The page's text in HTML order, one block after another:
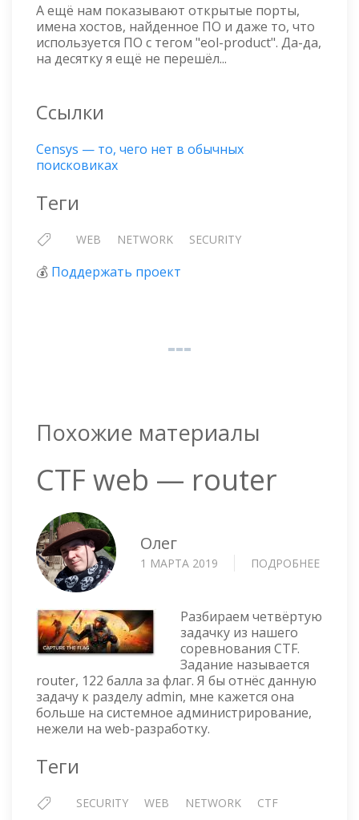
А ещё нам показывают открытые порты,
имена хостов, найденное ПО и даже то, что
используется ПО с тегом "eol-product". Да-да,
на десятку я ещё не перешёл...
Ссылки
Censys — то, чего нет в обычных
поисковиках
Теги
WEB NETWORK SECURITY
💰 Поддержать проект
Похожие материалы
CTF web — router
Олег
1 МАРТА 2019 ПОДРОБНЕЕ
—
Разбираем четвёртую
задачку из нашего
соревнования CTF.
Задание называется
router, 122 балла за флаг. Я бы отнёс данную
задачу к разделу admin, мне кажется она
больше на системное администрирование,
нежели на web-разработку.
Теги
SECURITY WEB NETWORK CTF